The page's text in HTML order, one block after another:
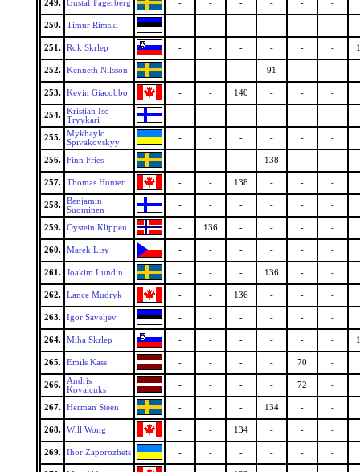
249. Gustaf Fagerberg - - - - - -
250. Timur Rimski - - - - - -
251. Rok Skrlep - - - - - -
252. Kenneth Nilsson - - - 91 - -
253. Kevin Giacobbo - - 140 - - -
254.
Kristian Iso-
Tryykari
- - - - - -
255.
Mykhaylo
Spivakovskyy
- - - - - -
256. Finn Fries - - - 138 - -
257. Thomas Hunter - - 138 - - -
258.
Benjamin
Suominen
- - - - - -
259. Oystein Klippen - 136 - - - -
260. Marek Lisy - - - - - -
261. Joakim Lundin - - - 136 - -
262. Lance Mudryk - - 136 - - -
263. Igor Saveljev - - - - - -
264. Miha Skrlep - - - - - -
265. Emils Kass - - - - 70 -
266.
Andris
Kovalcuks
- - - - 72 -
267. Herman Steen - - - 134 - -
268. Will Wong - - 134 - - -
269. Ihor Zaporozhets - - - - - -